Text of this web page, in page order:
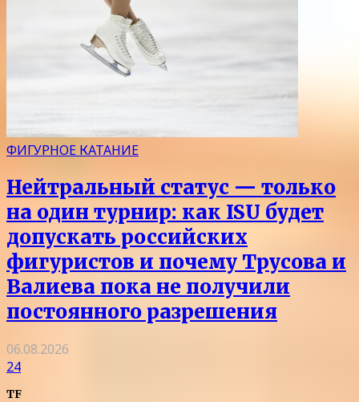
ФИГУРНОЕ КАТАНИЕ
Нейтральный статус — только
на один турнир: как ISU будет
допускать российских
фигуристов и почему Трусова и
Валиева пока не получили
постоянного разрешения
06.08.2026
24
TF